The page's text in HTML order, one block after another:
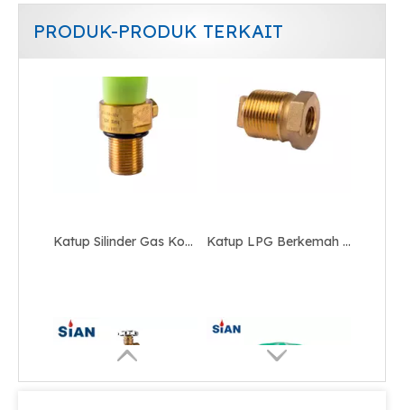
PRODUK-PRODUK TERKAIT
Katup Silinder Gas Kontrol Keamanan Co2